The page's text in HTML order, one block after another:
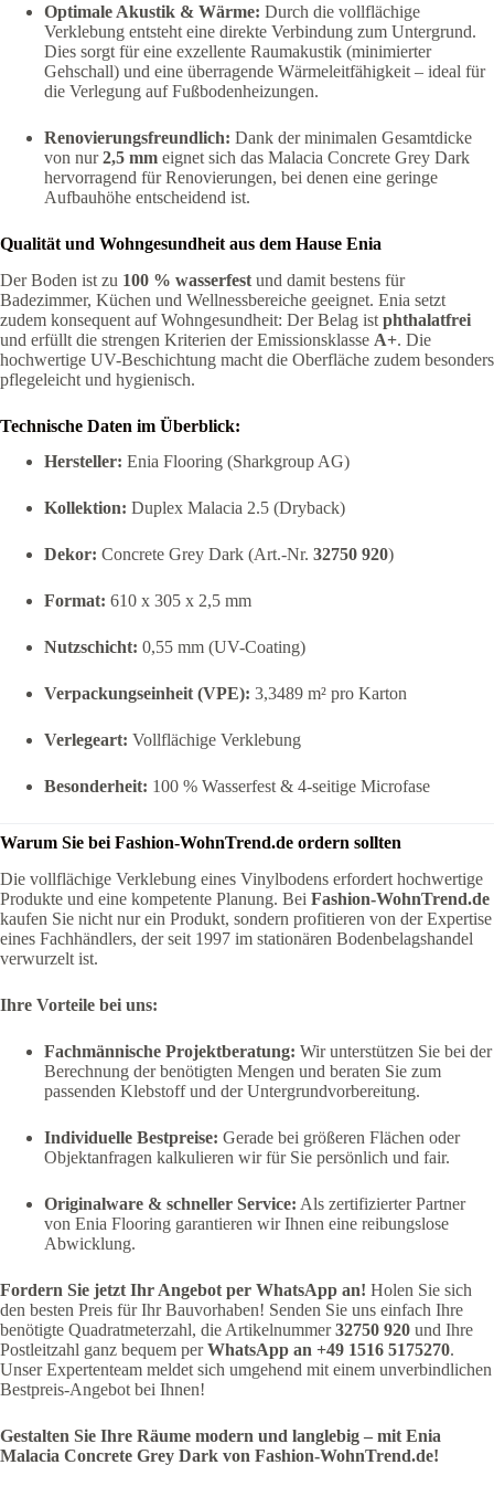
Optimale Akustik & Wärme: Durch die vollflächige
Verklebung entsteht eine direkte Verbindung zum Untergrund.
Dies sorgt für eine exzellente Raumakustik (minimierter
Gehschall) und eine überragende Wärmeleitfähigkeit – ideal für
die Verlegung auf Fußbodenheizungen.
Renovierungsfreundlich: Dank der minimalen Gesamtdicke
von nur2,5 mm eignet sich das Malacia Concrete Grey Dark
hervorragend für Renovierungen, bei denen eine geringe
Aufbauhöhe entscheidend ist.
Qualität und Wohngesundheit aus dem Hause Enia
Der Boden ist zu 100 % wasserfest und damit bestens für
Badezimmer, Küchen und Wellnessbereiche geeignet. Enia setzt
zudem konsequent auf Wohngesundheit: Der Belag ist phthalatfrei
und erfüllt die strengen Kriterien der Emissionsklasse A+. Die
hochwertige UV-Beschichtung macht die Oberfläche zudem besonders
pflegeleicht und hygienisch.
Technische Daten im Überblick:
Hersteller: Enia Flooring (Sharkgroup AG)
Kollektion: Duplex Malacia 2.5 (Dryback)
Dekor: Concrete Grey Dark (Art.-Nr. 32750 920)
Format: 610 x 305 x 2,5 mm
Nutzschicht: 0,55 mm (UV-Coating)
Verpackungseinheit (VPE): 3,3489 m² pro Karton
Verlegeart: Vollflächige Verklebung
Besonderheit: 100 % Wasserfest & 4-seitige Microfase
Warum Sie bei Fashion-WohnTrend.de ordern sollten
Die vollflächige Verklebung eines Vinylbodens erfordert hochwertige
Produkte und eine kompetente Planung. Bei Fashion-WohnTrend.de
kaufen Sie nicht nur ein Produkt, sondern profitieren von der Expertise
eines Fachhändlers, der seit 1997 im stationären Bodenbelagshandel
verwurzelt ist.
Ihre Vorteile bei uns:
Fachmännische Projektberatung: Wir unterstützen Sie bei der
Berechnung der benötigten Mengen und beraten Sie zum
passenden Klebstoff und der Untergrundvorbereitung.
Individuelle Bestpreise: Gerade bei größeren Flächen oder
Objektanfragen kalkulieren wir für Sie persönlich und fair.
Originalware & schneller Service: Als zertifizierter Partner
von Enia Flooring garantieren wir Ihnen eine reibungslose
Abwicklung.
Fordern Sie jetzt Ihr Angebot per WhatsApp an! Holen Sie sich
den besten Preis für Ihr Bauvorhaben! Senden Sie uns einfach Ihre
benötigte Quadratmeterzahl, die Artikelnummer32750 920 und Ihre
Postleitzahl ganz bequem perWhatsApp an +49 1516 5175270.
Unser Expertenteam meldet sich umgehend mit einem unverbindlichen
Bestpreis-Angebot bei Ihnen!
Gestalten Sie Ihre Räume modern und langlebig – mit Enia
Malacia Concrete Grey Dark von Fashion-WohnTrend.de!